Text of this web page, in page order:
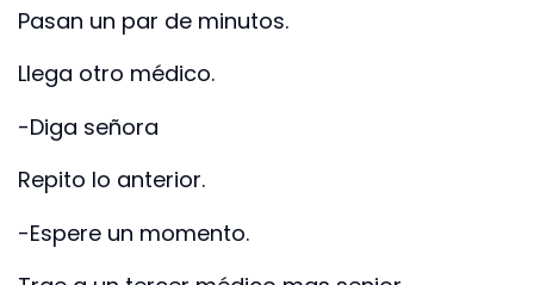
Pasan un par de minutos.
Llega otro médico.
-Diga señora
Repito lo anterior.
-Espere un momento.